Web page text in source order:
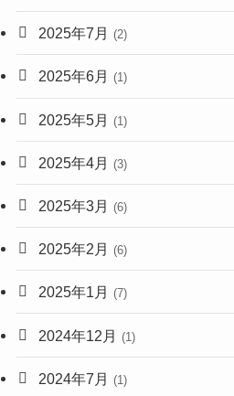
2025年7月 (2)
2025年6月 (1)
2025年5月 (1)
2025年4月 (3)
2025年3月 (6)
2025年2月 (6)
2025年1月 (7)
2024年12月 (1)
2024年7月 (1)